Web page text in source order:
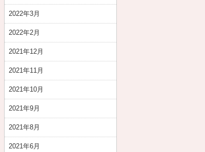
2022年3月
2022年2月
2021年12月
2021年11月
2021年10月
2021年9月
2021年8月
2021年6月